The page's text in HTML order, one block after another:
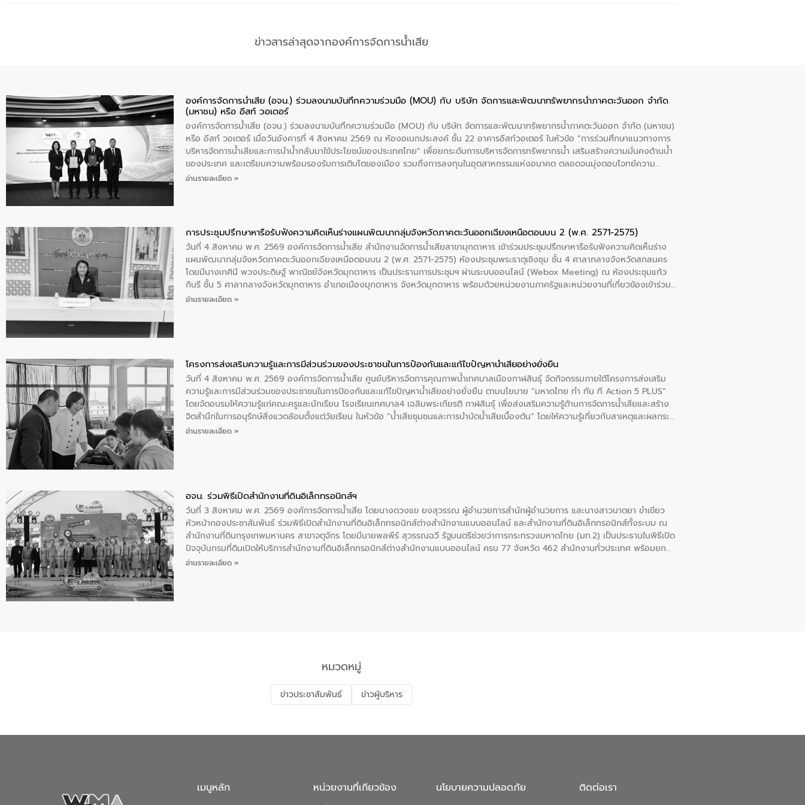
ข่าวสารล่าสุดจากองค์การจัดการน้ำเสีย
องค์การจัดการน้ำเสีย (อจน.) ร่วมลงนามบันทึกความร่วมมือ (MOU) กับ บริษัท จัดการและพัฒนาทรัพยากรน้ำภาคตะวันออก จำกัด
(มหาชน) หรือ อีสท์ วอเตอร์
องค์การจัดการน้ำเสีย (อจน.) ร่วมลงนามบันทึกความร่วมมือ (MOU) กับ บริษัท จัดการและพัฒนาทรัพยากรน้ำภาคตะวันออก จำกัด (มหาชน)
หรือ อีสท์ วอเตอร์ เมื่อวันอังคารที่ 4 สิงหาคม 2569 ณ ห้องอเนกประสงค์ ชั้น 22 อาคารอีสท์วอเตอร์ ในหัวข้อ “การร่วมศึกษาแนวทางการ
บริหารจัดการน้ำเสียและการนำน้ำกลับมาใช้ประโยชน์ของประเทศไทย” เพื่อยกระดับการบริหารจัดการทรัพยากรน้ำ เสริมสร้างความมั่นคงด้านน้ำ
ของประเทศ และเตรียมความพร้อมรองรับการเติบโตของเมือง รวมถึงการลงทุนในอุตสาหกรรมแห่งอนาคต ตลอดจนมุ่งตอบโจทย์ความ
ท้าทายจากวิกฤตการเปลี่ยนแปลงสภาพภูมิอากาศและความเสี่ยงภัยแล้งในระยะยาว การประสานความร่วมมือในครั้งนี้เป็นการดึงจุดแข็งและ
อุตสาหกรรม นายชีระ วงศบูรณะ ผู้อำนวยการองค์การจัดการน้ำเสีย กล่าวถึงภารกิจหลักของ อจน. ในการพัฒนาระบบบำบัดน้ำเสียเมื่อผสาน
กับความเชี่ยวชาญของอีสท์ วอเตอร์ จะช่วยขับเคลื่อนการศึกษาทั้งในมิติทางเทคนิคและความคุ้มค่าทางเศรษฐกิจ เพื่อสนับสนุนการพัฒนา
เมืองอย่างยั่งยืน ขณะที่ นายบดินทร์ อุดล กรรมการผู้อำนวยการใหญ่ อีสท์ วอเตอร์ ย้ำว่า การบริหารจัดการน้ำยุคใหม่ต้องมุ่งเน้นความคุ้มค่า
ตลอดระบบ โดยการนำน้ำบำบัดกลับมาใช้ใหม่จะช่วยลดการพึ่งพาน้ำธรรมชาติและสร้างสมดุลทางเศรษฐกิจและสิ่งแวดล้อมได้อย่างเป็นรูปธรรม
ความร่วมมือระหว่างภาครัฐและภาคเอกชนในครั้งนี้ นับเป็นก้าวสำคัญของ องค์การจัดการน้ำเสีย (อจน.) ในการร่วมวางรากฐานโครงสร้างพื้น
ฐานด้านน้ำของประเทศ เพื่อยกระดับประสิทธิภาพการใช้ทรัพยากรน้ำให้เกิดประโยชน์สูงสุดและเป็นไปตามมาตรฐานสากล
อ่านรายละเอียด »
การประชุมปรึกษาหารือรับฟังความคิดเห็นร่างแผนพัฒนากลุ่มจังหวัดภาคตะวันออกเฉียงเหนือตอนบน 2 (พ.ศ. 2571-2575)
วันที่ 4 สิงหาคม พ.ศ. 2569 องค์การจัดการน้ำเสีย สำนักงานจัดการน้ำเสียสาขามุกดาหาร เข้าร่วมประชุมปรึกษาหารือรับฟังความคิดเห็นร่าง
แผนพัฒนากลุ่มจังหวัดภาคตะวันออกเฉียงเหนือตอนบน 2 (พ.ศ. 2571-2575) ห้องประชุมพระธาตุเชิงชุม ชั้น 4 ศาลากลางจังหวัดสกลนคร
โดยมีนางเกศินี พวงประดิษฐ์ พาณิชย์จังหวัดมุกดาหาร เป็นประธานการประชุมฯ ผ่านระบบออนไลน์ (Webox Meeting) ณ ห้องประชุมแก้ว
กินรี ชั้น 5 ศาลากลางจังหวัดมุกดาหาร อำเภอเมืองมุกดาหาร จังหวัดมุกดาหาร พร้อมด้วยหน่วยงานภาครัฐและหน่วยงานที่เกี่ยวข้องเข้าร่วม
ประชุม ให้คำปรึกษาหารือรับฟังความคิดเห็นเละนำเสนอแผนงานโครงการเพิ่มเติมบรรจุในแผนปฏิบัติราชการประจำปี และสรุปผลการดำเนินการ
อ่านรายละเอียด »
โครงการส่งเสริมความรู้และการมีส่วนร่วมของประชาชนในการป้องกันและแก้ไขปัญหาน้ำเสียอย่างยั่งยืน
วันที่ 4 สิงหาคม พ.ศ. 2569 องค์การจัดการน้ำเสีย ศูนย์บริหารจัดการคุณภาพน้ำเทศบาลเมืองกาฬสินธุ์ จัดกิจกรรมภายใต้โครงการส่งเสริม
ความรู้และการมีส่วนร่วมของประชาชนในการป้องกันและแก้ไขปัญหาน้ำเสียอย่างยั่งยืน ตามนโยบาย “มหาดไทย ทำ ทัน ที Action 5 PLUS”
โดยจัดอบรมให้ความรู้แก่คณะครูและนักเรียน โรงเรียนเทศบาล4 เฉลิมพระเกียรติ กาฬสินธุ์ เพื่อส่งเสริมความรู้ด้านการจัดการน้ำเสียและสร้าง
จิตสำนึกในการอนุรักษ์สิ่งแวดล้อมตั้งแต่วัยเรียน ในหัวข้อ “น้ำเสียชุมชนและการบำบัดน้ำเสียเบื้องต้น” โดยให้ความรู้เกี่ยวกับสาเหตุและผลกระ
ทบของน้ำเสีย แนวทางการลดการเกิดน้ำเสียจากแหล่งกำเนิด การบำบัดน้ำเสียเบื้องต้นในครัวเรือน ณ ห้องเรียน ป.5/4 โรงเรียนเทศบาล 4
อ่านรายละเอียด »
อจน. ร่วมพิธีเปิดสำนักงานที่ดินอิเล็กทรอนิกส์ฯ
วันที่ 3 สิงหาคม พ.ศ. 2569 องค์การจัดการน้ำเสีย โดยนางดวงแข ยงสุวรรณ ผู้อำนวยการสำนักผู้อำนวยการ และนางสาวนาตยา ขำเขียว
หัวหน้ากองประชาสัมพันธ์ ร่วมพิธีเปิดสำนักงานที่ดินอิเล็กทรอนิกส์ต่างสำนักงานแบบออนไลน์ และสำนักงานที่ดินอิเล็กทรอนิกส์ทั้งระบบ ณ
สำนักงานที่ดินกรุงเทพมหานคร สาขาจตุจักร โดยมีนายพลพีร์ สุวรรณฉวี รัฐมนตรีช่วยว่าการกระทรวงมหาดไทย (มท.2) เป็นประธานในพิธีเปิด
ปัจจุบันกรมที่ดินเปิดให้บริการสำนักงานที่ดินอิเล็กทรอนิกส์ต่างสำนักงานแบบออนไลน์ ครบ 77 จังหวัด 462 สำนักงานทั่วประเทศ พร้อมยก
ระดับสำนักงานที่ดินกรุงเทพมหานครและสาขา รวม 17 แห่ง เป็นสำนักงานที่ดินอิเล็กทรอนิกส์ทั้งระบบ ช่วยประชาชนลดการเดินทาง ประหยัด
อ่านรายละเอียด »
หมวดหมู่
ข่าวประชาสัมพันธ์ ข่าวผู้บริหาร
เมนูหลัก หน่วยงานที่เกียวข้อง นโยบายความปลอดภัย ติดต่อเรา